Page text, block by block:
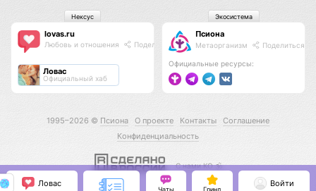
lovas.ru
Любовь и отношения Поделиться
Ловас
Официальный хаб
Нексус
Псиона
Метаорганизм Поделиться
Официальные ресурсы:
Экосистема
1995–2026 © Псиона О проекте Контакты
Соглашение
Конфиденциальность
С нами КО 🕉️
Ловас
Чаты Гринд
Войти